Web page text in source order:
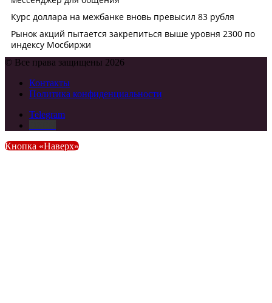
© Все права защищены 2026
Контакты
Политика конфиденциальности
Telegram
Кнопка «Наверх»